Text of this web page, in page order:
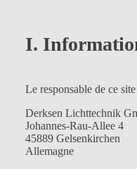
I.
Le responsable de ce
Derksen Lichttechnik
Johannes-Rau-Allee 4
45889 Gelsenkirchen
Allemagne